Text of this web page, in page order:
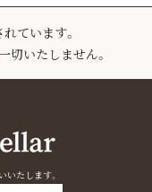
ています。
切いたしません。
たします。